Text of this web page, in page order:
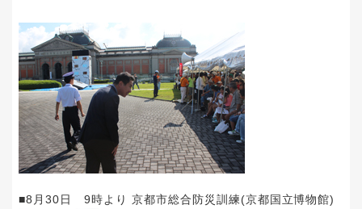
■8月30日 9時より 京都市総合防災訓練(京都国立博物館)